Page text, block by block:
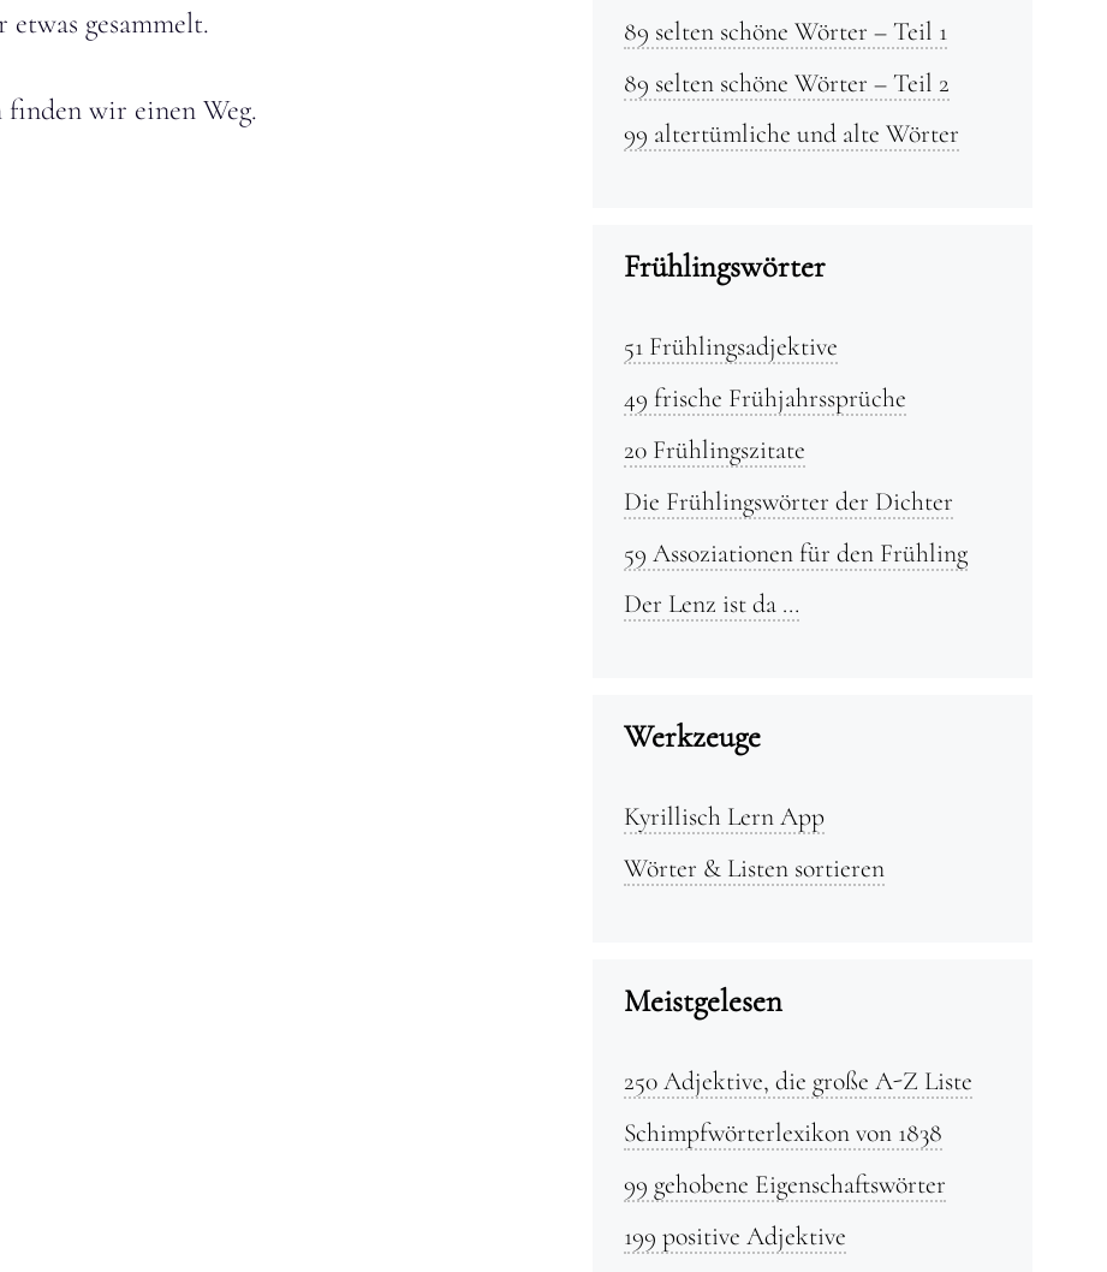
gesammelt.
wir einen Weg.
89 selten schöne Wörter – Teil 1
89 selten schöne Wörter – Teil 2
99 altertümliche und alte Wörter
Frühlingswörter
51 Frühlingsadjektive
49 frische Frühjahrssprüche
20 Frühlingszitate
Die Frühlingswörter der Dichter
59 Assoziationen für den Frühling
Der Lenz ist da …
Werkzeuge
Kyrillisch Lern App
Wörter & Listen sortieren
Meistgelesen
250 Adjektive, die große A-Z Liste
Schimpfwörterlexikon von 1838
99 gehobene Eigenschaftswörter
199 positive Adjektive